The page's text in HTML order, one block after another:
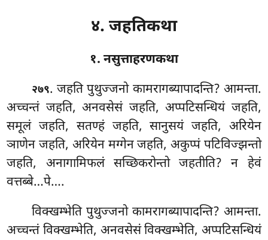
४. जहतिकथा
१. नसुत्ताहरणकथा
२७९. जहतिपुथुज्जनो कामरागब्यापादन्ति? आमन्ता.
अच्चन्तं जहति, अनवसेसं जहति, अप्पटिसन्धियं जहति,
समूलं जहति, सतण्हं जहति, सानुसयं जहति, अरियेन
ञाणेन जहति, अरियेन मग्गेन जहति, अकुप्पंपटिविज्झन्तो
जहति, अनागामिफलं सच्छिकरोन्तो जहतीति? न हेवं
वत्तब्बे…पे….
विक्खम्भेति पुथुज्जनो कामरागब्यापादन्ति? आमन्ता.
अच्चन्तं विक्खम्भेति, अनवसेसं विक्खम्भेति, अप्पटिसन्धियं